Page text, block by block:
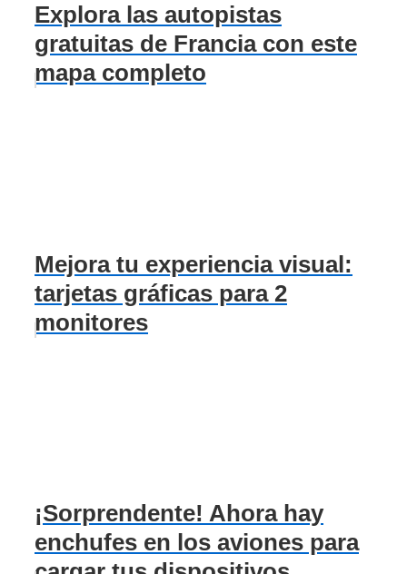
Explora las autopistas
gratuitas de Francia con este
mapa completo
Mejora tu experiencia visual:
tarjetas gráficas para 2
monitores
¡Sorprendente! Ahora hay
enchufes en los aviones para